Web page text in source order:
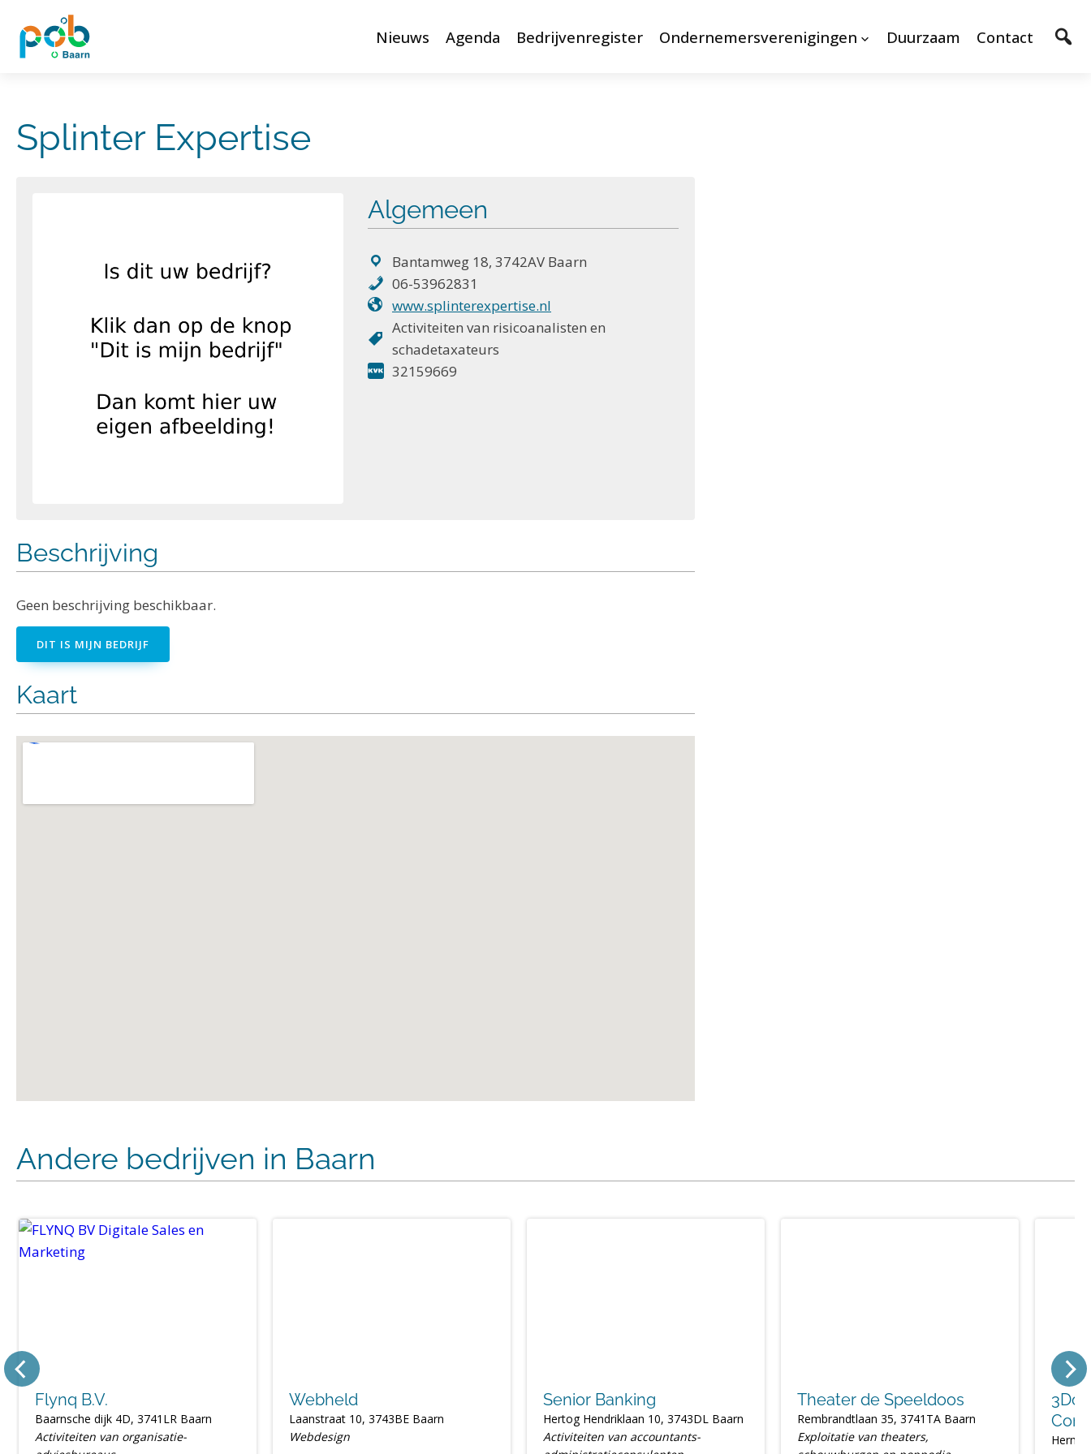
Nieuws Agenda Bedrijvenregister Ondernemersverenigingen Duurzaam Contact
Splinter Expertise
Algemeen
Bantamweg 18, 3742AV Baarn
06-53962831
www.splinterexpertise.nl
Activiteiten van risicoanalisten en
schadetaxateurs
32159669
Beschrijving
Geen beschrijving beschikbaar.
DIT IS MIJN BEDRIJF
Kaart
Andere bedrijven in Baarn
Flynq B.V.
Baarnsche dijk 4D, 3741LR Baarn
Activiteiten van organisatie-
Webheld
Laanstraat 10, 3743BE Baarn
Webdesign
Senior Banking
Hertog Hendriklaan 10, 3743DL Baarn
Activiteiten van accountants-
Theater de Speeldoos
Rembrandtlaan 35, 3741TA Baarn
Exploitatie van theaters,